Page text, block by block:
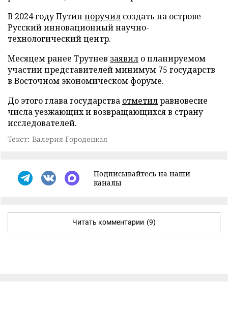
В 2024 году Путин поручил создать на острове
Русский инновационный научно-
технологический центр.
Месяцем ранее Трутнев заявил о планируемом
участии представителей минимум 75 государств
в Восточном экономическом форуме.
До этого глава государства отметилравновесие
числа уезжающих и возвращающихся в страну
исследователей.
Текст: Валерия Городецкая
Подписывайтесь на наши
каналы
Читать комментарии (9)